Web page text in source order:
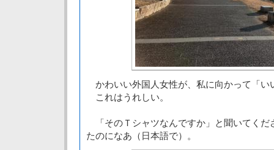
かわいい外国人女性が、私に向かって「い
これはうれしい。
「そのＴシャツなんですか」と聞いてくだ
たのになあ（日本語で）。